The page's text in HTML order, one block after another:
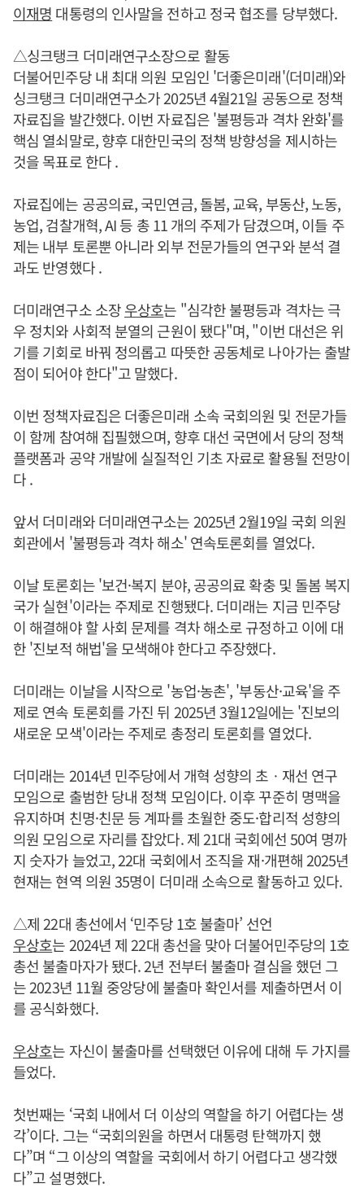
이재명 대통령의 인사말을 전하고 정국 협조를 당부했다.
△싱크탱크 더미래연구소장으로 활동
더불어민주당 내 최대 의원 모임인 '더좋은미래'(더미래)와
싱크탱크 더미래연구소가 2025년 4월21일 공동으로 정책
자료집을 발간했다. 이번 자료집은 '불평등과 격차 완화'를
핵심 열쇠말로, 향후 대한민국의 정책 방향성을 제시하는
것을 목표로 한다 .
자료집에는 공공의료, 국민연금, 돌봄, 교육, 부동산, 노동,
농업, 검찰개혁, AI 등 총 11 개의 주제가 담겼으며, 이들 주
제는 내부 토론뿐 아니라 외부 전문가들의 연구와 분석 결
과도 반영했다 .
더미래연구소 소장우상호는 "심각한 불평등과 격차는 극
우 정치와 사회적 분열의 근원이 됐다"며, "이번 대선은 위
기를 기회로 바꿔 정의롭고 따뜻한 공동체로 나아가는 출발
점이 되어야 한다"고 말했다.
이번 정책자료집은 더좋은미래 소속 국회의원 및 전문가들
이 함께 참여해 집필했으며, 향후 대선 국면에서 당의 정책
플랫폼과 공약 개발에 실질적인 기초 자료로 활용될 전망이
다 .
앞서 더미래와 더미래연구소는 2025년 2월19일 국회 의원
회관에서 '불평등과 격차 해소' 연속토론회를 열었다.
이날 토론회는 '보건·복지 분야, 공공의료 확충 및 돌봄 복지
국가 실현'이라는 주제로 진행됐다. 더미래는 지금 민주당
이 해결해야 할 사회 문제를 격차 해소로 규정하고 이에 대
한 '진보적 해법'을 모색해야 한다고 주장했다.
더미래는 이날을 시작으로 '농업·농촌', '부동산·교육'을 주
제로 연속 토론회를 가진 뒤 2025년 3월12일에는 '진보의
새로운 모색'이라는 주제로 총정리 토론회를 열었다.
더미래는 2014년 민주당에서 개혁 성향의 초ㆍ재선 연구
모임으로 출범한 당내 정책 모임이다. 이후 꾸준히 명맥을
유지하며 친명·친문 등 계파를 초월한 중도·합리적 성향의
의원 모임으로 자리를 잡았다. 제 21대 국회에선 50여 명까
지 숫자가 늘었고, 22대 국회에서 조직을 재·개편해 2025년
현재는 현역 의원 35명이 더미래 소속으로 활동하고 있다.
△제 22대 총선에서 ‘민주당 1호 불출마’ 선언
우상호는 2024년 제 22대 총선을 맞아 더불어민주당의 1호
총선 불출마자가 됐다. 2년 전부터 불출마 결심을 했던 그
는 2023년 11월 중앙당에 불출마 확인서를 제출하면서 이
를 공식화했다.
우상호는 자신이 불출마를 선택했던 이유에 대해 두 가지를
들었다.
첫번째는 ‘국회 내에서 더 이상의 역할을 하기 어렵다는 생
각’이다. 그는 “국회의원을 하면서 대통령 탄핵까지 했
다”며 “그 이상의 역할을 국회에서 하기 어렵다고 생각했
다”고 설명했다.